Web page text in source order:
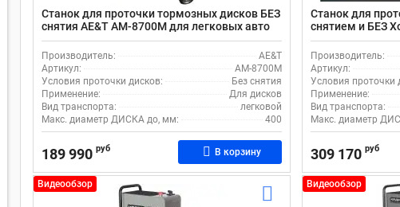
Станок для проточки тормозных дисков БЕЗ
снятия AE&T AM-8700M для легковых авто
Производитель:
AE&T
Артикул:
AM-8700M
Условия проточки дисков:
Без снятия
Применение:
Для дисков
Вид транспорта:
легковой
Макс. диаметр ДИСКА до, мм:
400
189 990 руб В корзину
Станок для
снятием и БЕЗ
легковых авто
Производитель:
Артикул:
Условия проточки
Применение:
Вид транспорта:
Макс. диаметр
309 170 руб
Видеообзор Видеообзор